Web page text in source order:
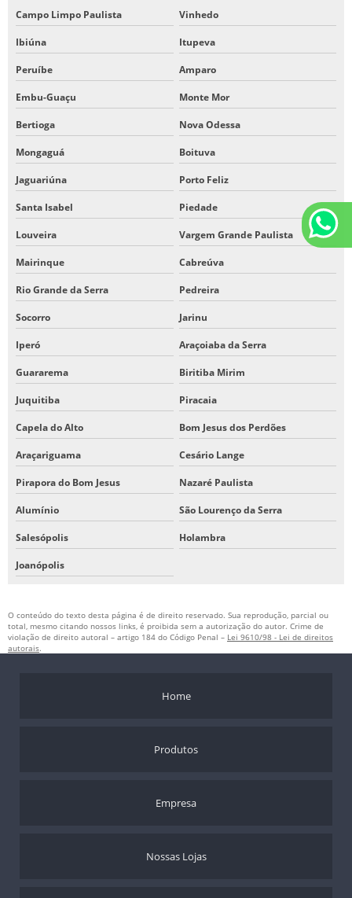
Campo Limpo Paulista Vinhedo
Ibiúna Itupeva
Peruíbe Amparo
Embu-Guaçu Monte Mor
Bertioga Nova Odessa
Mongaguá Boituva
Jaguariúna Porto Feliz
Santa Isabel Piedade
Louveira Vargem Grande Paulista
Mairinque Cabreúva
Rio Grande da Serra Pedreira
Socorro Jarinu
Iperó Araçoiaba da Serra
Guararema Biritiba Mirim
Juquitiba Piracaia
Capela do Alto Bom Jesus dos Perdões
Araçariguama Cesário Lange
Pirapora do Bom Jesus Nazaré Paulista
Alumínio São Lourenço da Serra
Salesópolis Holambra
Joanópolis
O conteúdo do texto desta página é de direito reservado. Sua reprodução, parcial ou
total, mesmo citando nossos links, é proibida sem a autorização do autor. Crime de
violação de direito autoral – artigo 184 do Código Penal – Lei 9610/98 - Lei de direitos
autorais.
Home
Produtos
Empresa
Nossas Lojas